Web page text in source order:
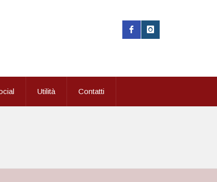
Utilità Contatti